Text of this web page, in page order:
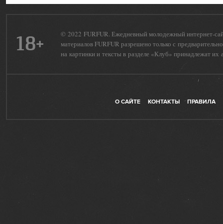
18+
© 2022 FURFUR. Ежедневный молодежный интернет-
материалов FURFUR разрешено только с
на картинки и тексты в разделе «Клуб» принадлежат их
О САЙТЕ КОНТАКТЫ ПРАВИЛА